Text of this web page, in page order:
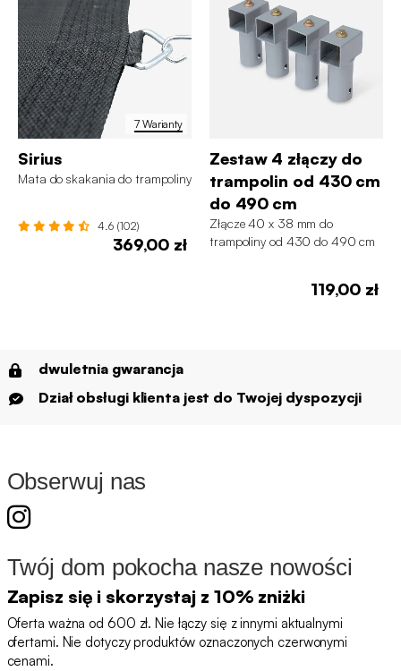
7 Warianty
Sirius
Mata do skakania do trampoliny
4.6 (102)
369,00 zł
Zestaw 4 złączy do
trampolin od 430 cm
do 490 cm
Złącze 40 x 38 mm do
trampoliny od 430 do 490 cm
119,00 zł
dwuletnia gwarancja
Dział obsługi klienta jest do Twojej dyspozycji
Obserwuj nas
Twój dom pokocha nasze nowości
Zapisz się i skorzystaj z 10% zniżki
Oferta ważna od 600 zł. Nie łączy się z innymi aktualnymi
ofertami. Nie dotyczy produktów oznaczonych czerwonymi
cenami.